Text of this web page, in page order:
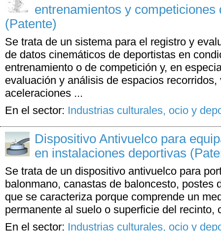
entrenamientos y competiciones
(Patente)
Se trata de un sistema para el registro y
de datos cinemáticos de deportistas en
entrenamiento o de competición y, en
evaluación y análisis de espacios recorridos,
aceleraciones ...
En el sector: Industrias culturales, ocio y
Dispositivo Antivuelco para
en instalaciones deportivas
Se trata de un dispositivo antivuelco para
balonmano, canastas de baloncesto, postes
que se caracteriza porque comprende un
permanente al suelo o superficie del recinto,
En el sector: Industrias culturales, ocio y